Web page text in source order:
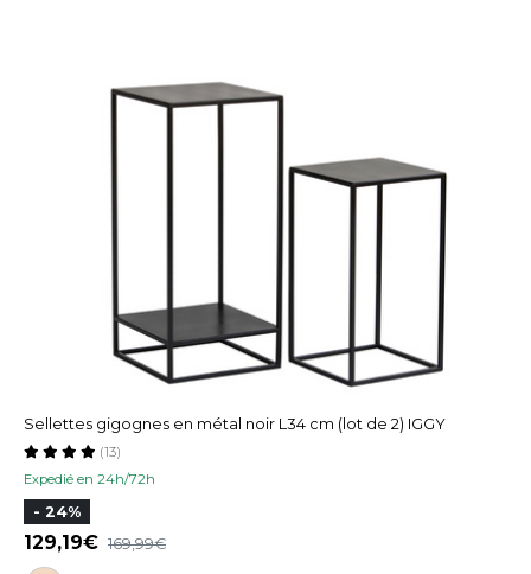
Sellettes gigognes en métal noir L34 cm (lot de 2) IGGY
Expedié en 24h/72h
(13)
- 24%
129,19 169,99